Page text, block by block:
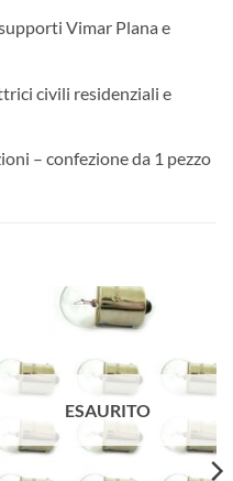
Vimar Plana e
civili residenziali e
– confezione da 1 pezzo
ESAURITO